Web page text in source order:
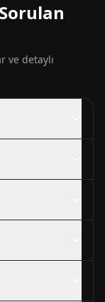
ve detaylı